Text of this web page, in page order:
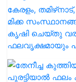
കേരളം,
മിക്ക
കൃഷി ചെയ്തു
ഫലവൃക്ഷമായും